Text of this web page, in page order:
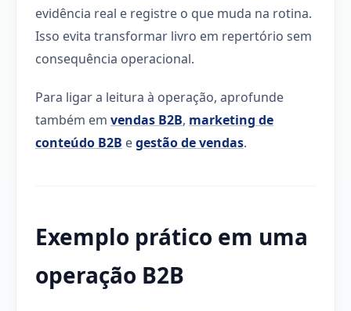
evidência real e registre o que muda na rotina.
Isso evita transformar livro em repertório sem
consequência operacional.
Para ligar a leitura à operação, aprofunde
também em vendas B2B, marketing de
conteúdo B2B egestão de vendas.
Exemplo prático em uma
operação B2B